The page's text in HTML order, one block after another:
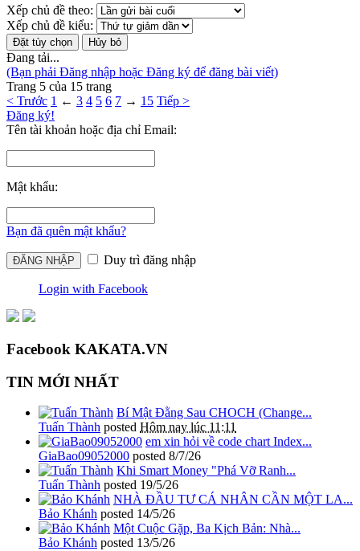
Xếp chủ đề theo:
Xếp chủ đề kiểu:
Đang tải...
(Bạn phải Đăng nhập hoặc Đăng ký để đăng bài viết)
Trang 5 của 15 trang
< Trước 1 ← 3 4 5 6 7 → 15 Tiếp >
Đăng ký!
Tên tài khoản hoặc địa chỉ Email:
Mật khẩu:
Bạn đã quên mật khẩu?
Duy trì đăng nhập
Login with Facebook
Facebook KAKATA.VN
TIN MỚI NHẤT
Bí Mật Đằng Sau CHOCH (Change...
Tuấn Thành posted Hôm nay lúc 11:11
em xin hỏi về code chart Index...
GiaBao09052000 posted 8/7/26
Khi Smart Money "Phá Vỡ Ranh...
Tuấn Thành posted 19/5/26
NHÀ ĐẦU TƯ CÁ NHÂN CẦN MỘT LA...
Bảo Khánh posted 14/5/26
Một Cuộc Gặp, Ba Kịch Bản: Nhà...
Bảo Khánh posted 13/5/26